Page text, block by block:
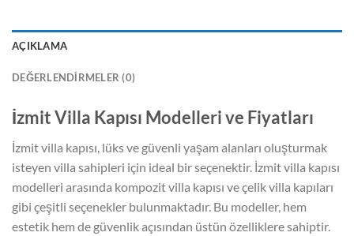
AÇIKLAMA
DEĞERLENDIRMELER (0)
İzmit Villa Kapısı Modelleri ve Fiyatları
İzmit villa kapısı, lüks ve güvenli yaşam alanları oluşturmak
isteyen villa sahipleri için ideal bir seçenektir. İzmit villa kapısı
modelleri arasında kompozit villa kapısı ve çelik villa kapıları
gibi çeşitli seçenekler bulunmaktadır. Bu modeller, hem
estetik hem de güvenlik açısından üstün özelliklere sahiptir.